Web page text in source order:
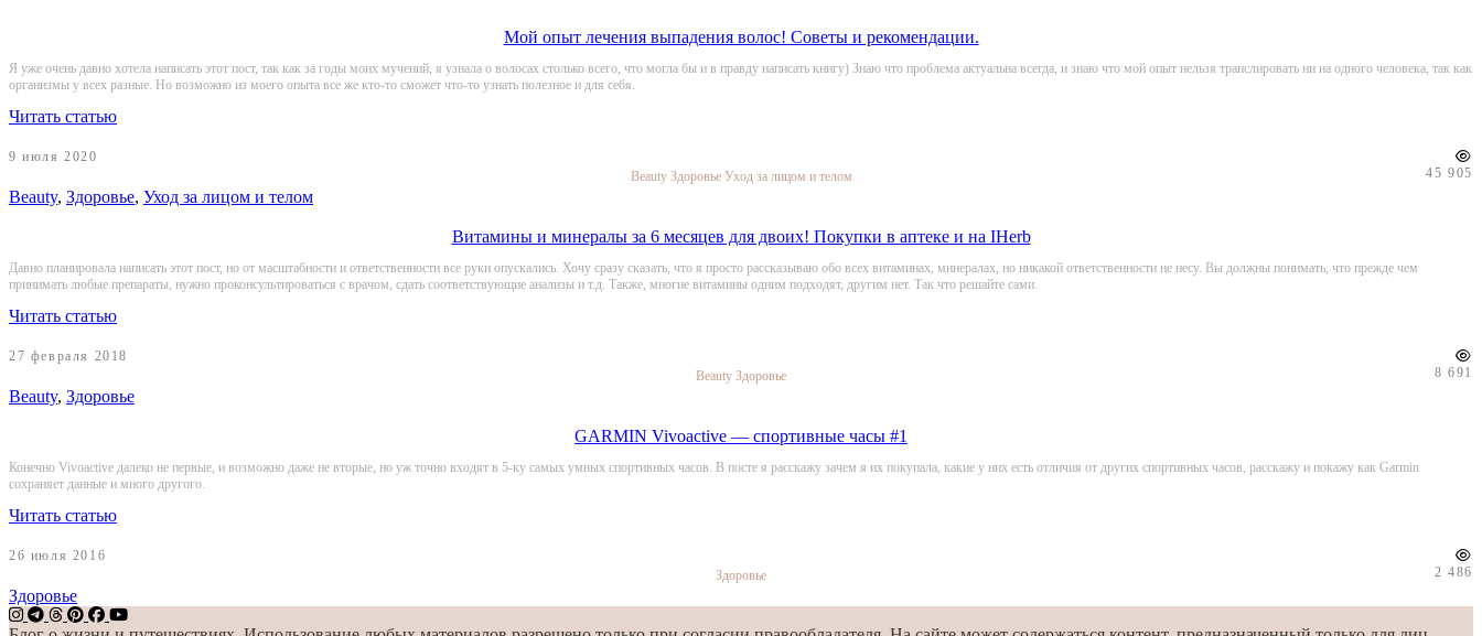
Мой опыт лечения выпадения волос! Советы и рекомендации.
Я уже очень давно хотела написать этот пост, так как за годы моих мучений, я узнала о волосах столько всего, что могла бы и в правду написать книгу) Знаю что проблема актуальна всегда, и знаю что мой опыт нельзя транслировать ни на одного человека, так как
организмы у всех разные. Но возможно из моего опыта все же кто-то сможет что-то узнать полезное и для себя.
Читать статью
9 июля 2020
Beauty Здоровье Уход за лицом и телом 45 905
Beauty, Здоровье, Уход за лицом и телом
Витамины и минералы за 6 месяцев для двоих! Покупки в аптеке и на IHerb
Давно планировала написать этот пост, но от масштабности и ответственности все руки опускались. Хочу сразу сказать, что я просто рассказываю обо всех витаминах, минералах, но никакой ответственности не несу. Вы должны понимать, что прежде чем
принимать любые препараты, нужно проконсультироваться с врачом, сдать соответствующие анализы и т.д. Также, многие витамины одним подходят, другим нет. Так что решайте сами.
Читать статью
27 февраля 2018
Beauty Здоровье 8 691
Beauty, Здоровье
GARMIN Vivoactive — спортивные часы #1
Конечно Vivoactive далеко не первые, и возможно даже не вторые, но уж точно входят в 5-ку самых умных спортивных часов. В посте я расскажу зачем я их покупала, какие у них есть отличия от других спортивных часов, расскажу и покажу как Garmin
сохраняет данные и много другого.
Читать статью
26 июля 2016
Здоровье
2 486
Здоровье